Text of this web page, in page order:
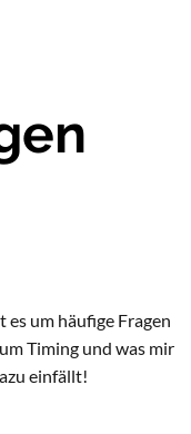
es um häufige Fragen
Timing und was mir
einfällt!